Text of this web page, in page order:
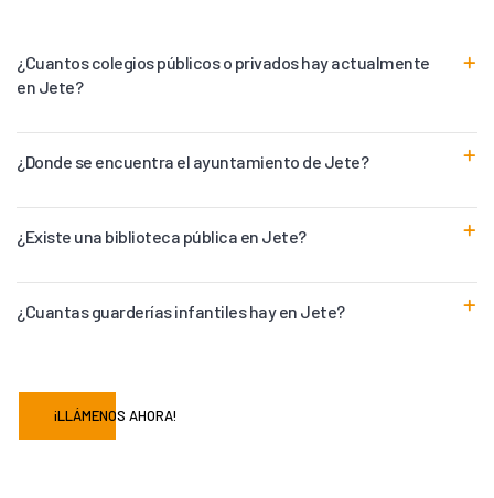
¿Cuantos colegios públicos o privados hay actualmente
en Jete?
¿Donde se encuentra el ayuntamiento de Jete?
¿Existe una biblioteca pública en Jete?
¿Cuantas guarderías infantiles hay en Jete?
¡LLÁMENOS AHORA!